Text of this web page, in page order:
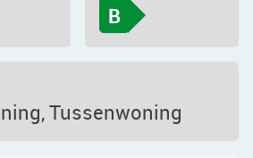
B
Tussenwoning